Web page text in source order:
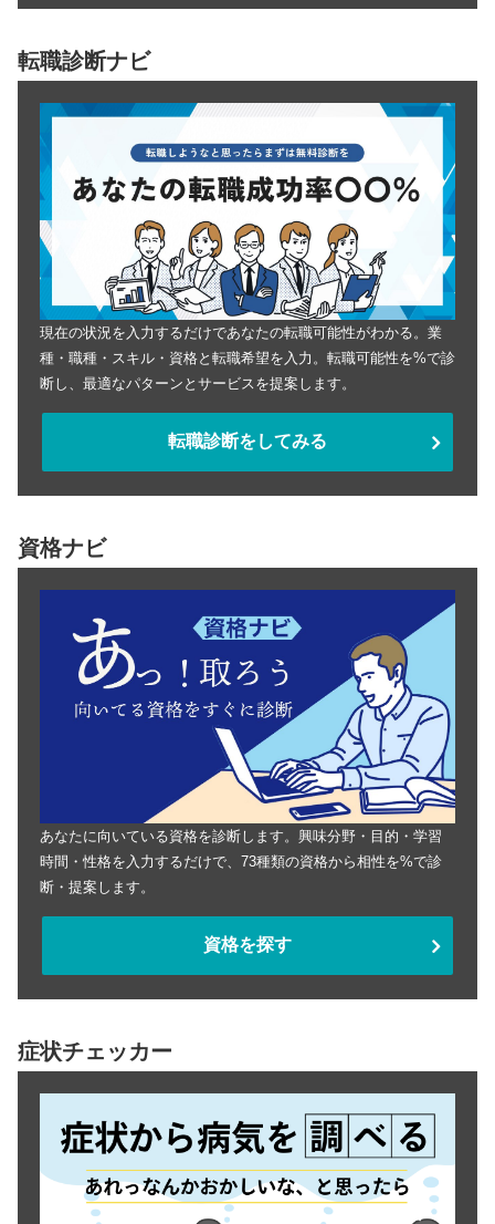
転職診断ナビ
現在の状況を入力するだけであなたの転職可能性がわかる。業
種・職種・スキル・資格と転職希望を入力。転職可能性を%で診
断し、最適なパターンとサービスを提案します。
転職診断をしてみる
資格ナビ
あなたに向いている資格を診断します。興味分野・目的・学習
時間・性格を入力するだけで、73種類の資格から相性を%で診
断・提案します。
資格を探す
症状チェッカー